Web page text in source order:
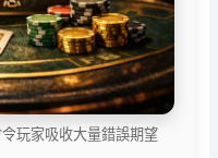
玩家吸收大量錯誤期望